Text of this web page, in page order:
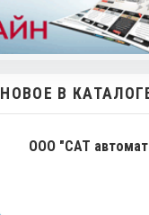
НОВОЕ В
ООО "САТ